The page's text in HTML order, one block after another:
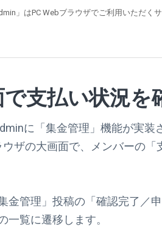
」はPC Webブラウザでご利用いただく
支払い状況を
に「集金管理」機能が実装
ウザの大画面で、メンバーの
金管理」投稿の「確認完了／
一覧に遷移します。